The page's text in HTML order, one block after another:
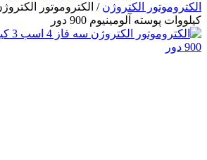
الکتروموتور الکتروژن /
کیلووات پوسته آلومینیوم 900 دور